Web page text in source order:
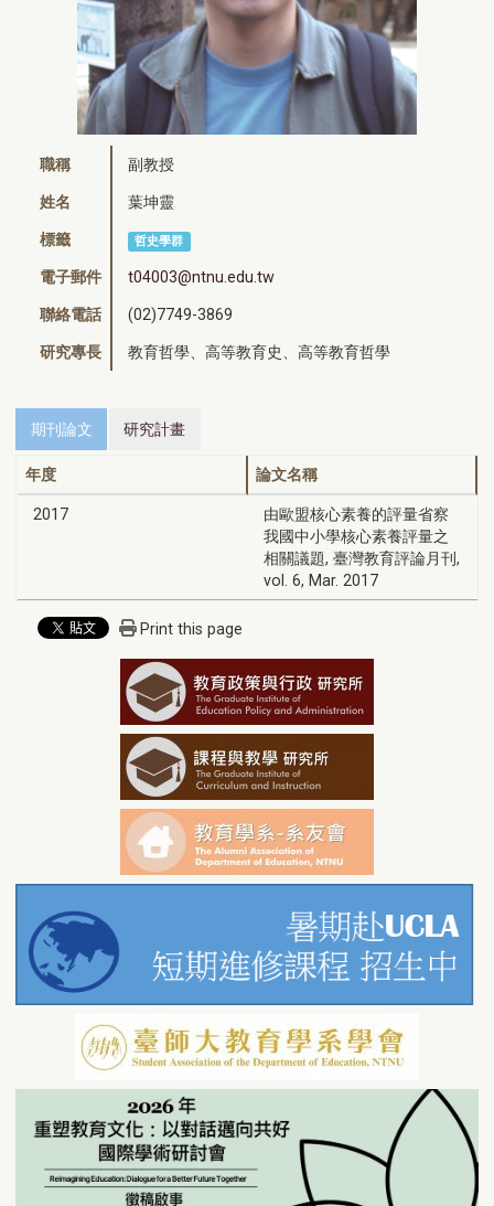
職稱 副教授
姓名 葉坤靈
標籤 哲史學群
電子郵件 t04003@ntnu.edu.tw
聯絡電話 (02)7749-3869
研究專長 教育哲學、高等教育史、高等教育哲學
期刊論文 研究計畫
年度 論文名稱
2017
由歐盟核心素養的評量省察
我國中小學核心素養評量之
相關議題, 臺灣教育評論月刊,
vol. 6, Mar. 2017
Print this page